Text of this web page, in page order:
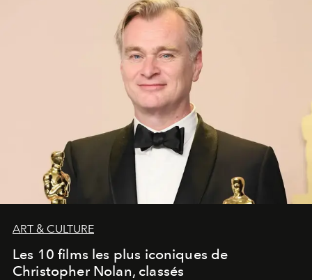
ART & CULTURE
Les 10 films les plus iconiques de
Christopher Nolan, classés